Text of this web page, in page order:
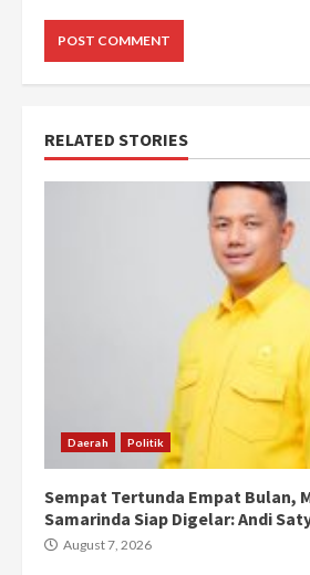
RELATED STORIES
Daerah Politik
Sempat Tertunda Empat Bulan,
Samarinda Siap Digelar: Andi
August 7, 2026